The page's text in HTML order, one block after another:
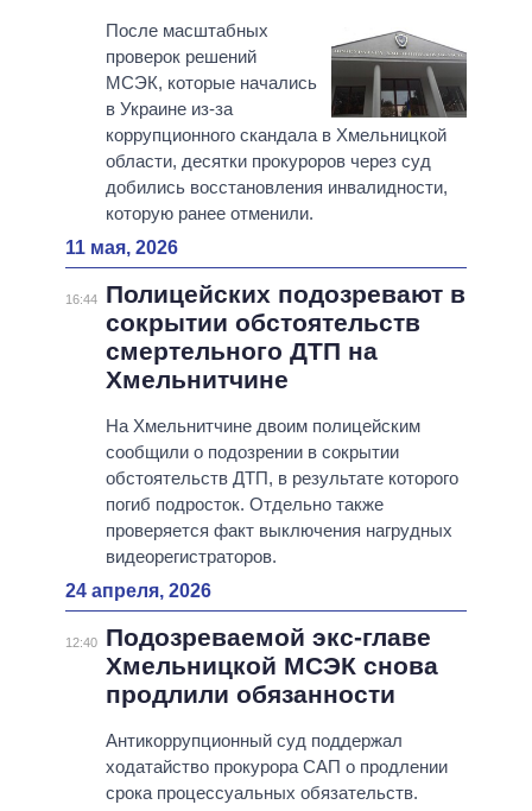
После масштабных
проверок решений
МСЭК, которые начались
в Украине из-за
коррупционного скандала в Хмельницкой
области, десятки прокуроров через суд
добились восстановления инвалидности,
которую ранее отменили.
11 мая, 2026
16:44
Полицейских подозревают в
сокрытии обстоятельств
смертельного ДТП на
Хмельнитчине
На Хмельнитчине двоим полицейским
сообщили о подозрении в сокрытии
обстоятельств ДТП, в результате которого
погиб подросток. Отдельно также
проверяется факт выключения нагрудных
видеорегистраторов.
24 апреля, 2026
12:40
Подозреваемой экс-главе
Хмельницкой МСЭК снова
продлили обязанности
Антикоррупционный суд поддержал
ходатайство прокурора САП о продлении
срока процессуальных обязательств.